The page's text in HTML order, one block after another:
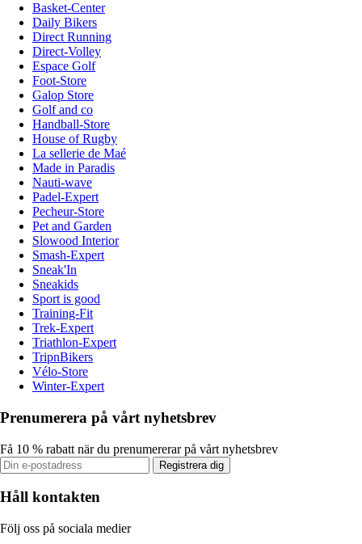
Basket-Center
Daily Bikers
Direct Running
Direct-Volley
Espace Golf
Foot-Store
Galop Store
Golf and co
Handball-Store
House of Rugby
La sellerie de Maé
Made in Paradis
Nauti-wave
Padel-Expert
Pecheur-Store
Pet and Garden
Slowood Interior
Smash-Expert
Sneak'In
Sneakids
Sport is good
Training-Fit
Trek-Expert
Triathlon-Expert
TripnBikers
Vélo-Store
Winter-Expert
Prenumerera på vårt nyhetsbrev
Få 10 % rabatt när du prenumererar på vårt nyhetsbrev
Registrera dig
Håll kontakten
Följ oss på sociala medier